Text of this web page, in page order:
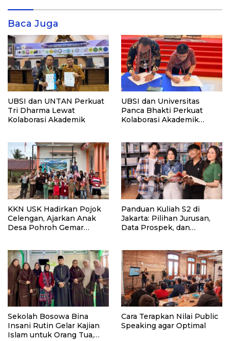
Baca Juga
UBSI dan UNTAN Perkuat
Tri Dharma Lewat
Kolaborasi Akademik
UBSI dan Universitas
Panca Bhakti Perkuat
Kolaborasi Akademik
KKN USK Hadirkan Pojok
Celengan, Ajarkan Anak
Desa Pohroh Gemar
Panduan Kuliah S2 di
Jakarta: Pilihan Jurusan,
Data Prospek, dan
Sekolah Bosowa Bina
Insani Rutin Gelar Kajian
Islam untuk Orang Tua,
Cara Terapkan Nilai Public
Speaking agar Optimal